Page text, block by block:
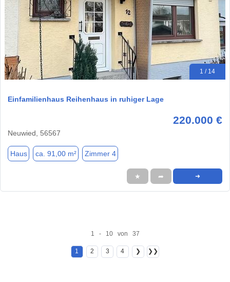
1 / 14
Einfamilienhaus Reihenhaus in ruhiger Lage
220.000 €
Neuwied, 56567
Haus ca. 91,00 m² Zimmer 4
★ ➦ ➜
1 - 10 von 37
1 2 3 4 ❯ ❯❯